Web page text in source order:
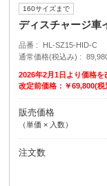
160サイズまで
ディスチャージ車
品番
HL-SZ15-HID-C
通常価格(税込み)
2026年2月1日より価格を
改定前価格：￥69,800(
販売価格
（単価 × 入数）
注文数